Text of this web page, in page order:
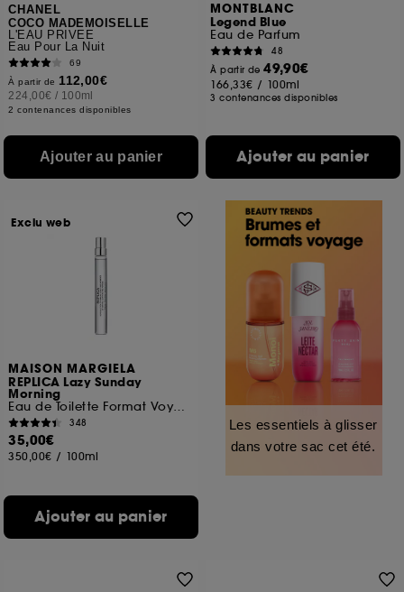
CHANEL
COCO MADEMOISELLE
L'EAU PRIVÉE
Eau Pour La Nuit
69
À partir de 112,00€
224,00€ / 100ml
2 contenances disponibles
Ajouter au panier
MONTBLANC
Legend Blue
Eau de Parfum
48
À partir de49,90€
166,33€ / 100ml
3 contenances disponibles
Ajouter au panier
MAISON MARGIELA
REPLICA Lazy Sunday
Morning
Eau de Toilette Format Voyage
348
35,00€
350,00€ / 100ml
Ajouter au panier
Exclu web
Les essentiels à glisser
dans votre sac cet été.